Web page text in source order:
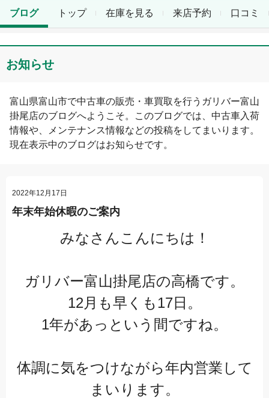
トップ 在庫を見る 来店予約 口コミ
ブログ
お知らせ
富山県富山市で中古車の販売・車買取を行う ガリバー富山
掛尾店のブログへようこそ。このブログでは、中古車入荷
情報や、メンテナンス情報などの投稿をしてまいります。
現在表示中のブログはお知らせです。
2022年12月17日
年末年始休暇のご案内
みなさんこんにちは！
ガリバー富山掛尾店の高橋です。
12月も早くも17日。
1年があっという間ですね。
体調に気をつけながら年内営業して
まいります。